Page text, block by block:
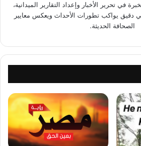
في تحرير الأخبار وإعداد التقارير الميدانية،
دقيق يواكب تطورات الأحداث ويعكس معايير
الصحافة الحديثة.